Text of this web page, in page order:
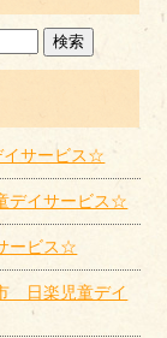
サービス☆
デイサービス☆
ービス☆